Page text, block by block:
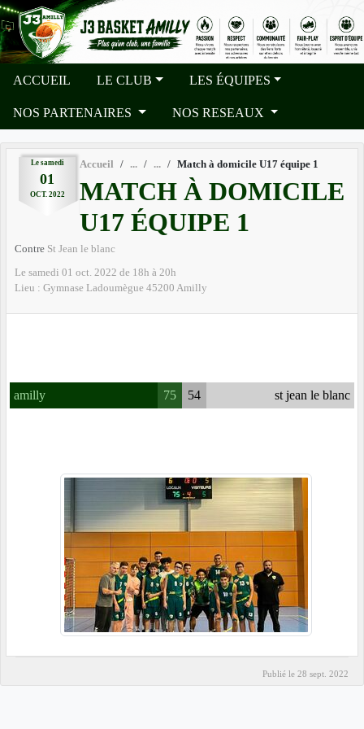
ACCUEIL LE CLUB LES ÉQUIPES
NOS PARTENAIRES NOS RESEAUX
Le samedi
01
OCT. 2022
Accueil Match à domicile U17 équipe 1
MATCH À DOMICILE
U17 ÉQUIPE 1
Contre St Jean le blanc
Le samedi 01 oct. 2022 de 18h à 20h
Lieu : Gymnase Ladoumègue 45200 Amilly
amilly 75 54 st jean le blanc
Publié le 28 sept. 2022
Panneau de gestion des cookies